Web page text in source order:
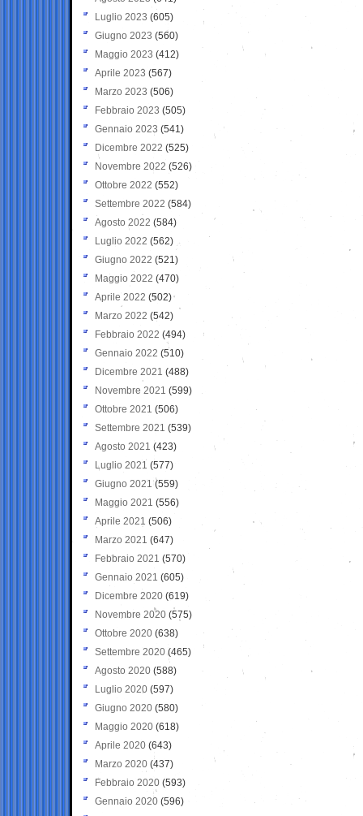
Luglio 2023 (605)
Giugno 2023 (560)
Maggio 2023 (412)
Aprile 2023 (567)
Marzo 2023 (506)
Febbraio 2023 (505)
Gennaio 2023 (541)
Dicembre 2022 (525)
Novembre 2022 (526)
Ottobre 2022 (552)
Settembre 2022 (584)
Agosto 2022 (584)
Luglio 2022 (562)
Giugno 2022 (521)
Maggio 2022 (470)
Aprile 2022 (502)
Marzo 2022 (542)
Febbraio 2022 (494)
Gennaio 2022 (510)
Dicembre 2021 (488)
Novembre 2021 (599)
Ottobre 2021 (506)
Settembre 2021 (539)
Agosto 2021 (423)
Luglio 2021 (577)
Giugno 2021(559)
Maggio 2021 (556)
Aprile 2021 (506)
Marzo 2021 (647)
Febbraio 2021 (570)
Gennaio 2021 (605)
Dicembre 2020 (619)
Novembre 2020 (575)
Ottobre 2020 (638)
Settembre 2020(465)
Agosto 2020 (588)
Luglio 2020 (597)
Giugno 2020 (580)
Maggio 2020 (618)
Aprile 2020 (643)
Marzo 2020 (437)
Febbraio 2020 (593)
Gennaio 2020 (596)